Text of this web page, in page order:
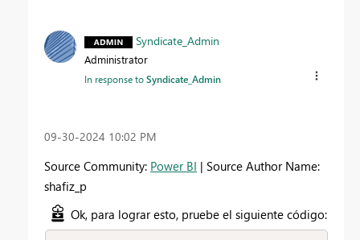
Syndicate_Admin
Administrator
In response toSyndicate_Admin
‎09-30-2024 10:02 PM
Source Community: Power BI | Source Author Name:
shafiz_p
Ok, para lograr esto, pruebe el siguiente código: